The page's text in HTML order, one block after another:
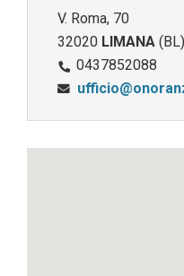
V. Roma, 70
32020 LIMANA (BL)
0437852088